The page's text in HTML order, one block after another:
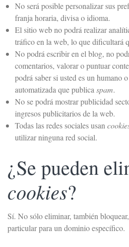
No será posible personalizar sus
franja horaria, divisa o idioma.
El sitio web no podrá realizar
tráfico en la web, lo que dificultará
No podrá escribir en el blog, no
comentarios, valorar o puntuar
podrá saber si usted es un humano
automatizada que publicaspam.
No se podrá mostrar publicidad
ingresos publicitarios de la web.
Todas las redes sociales usan
utilizar ninguna red social.
¿Se pueden
cookies?
Sí. No sólo eliminar, también
particular para un dominio específico.